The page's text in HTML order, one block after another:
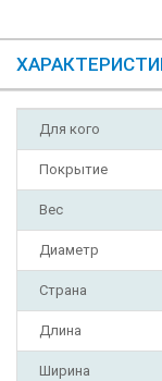
Для кого
Покрытие
Вес
Диаметр
Страна
Длина
Ширина